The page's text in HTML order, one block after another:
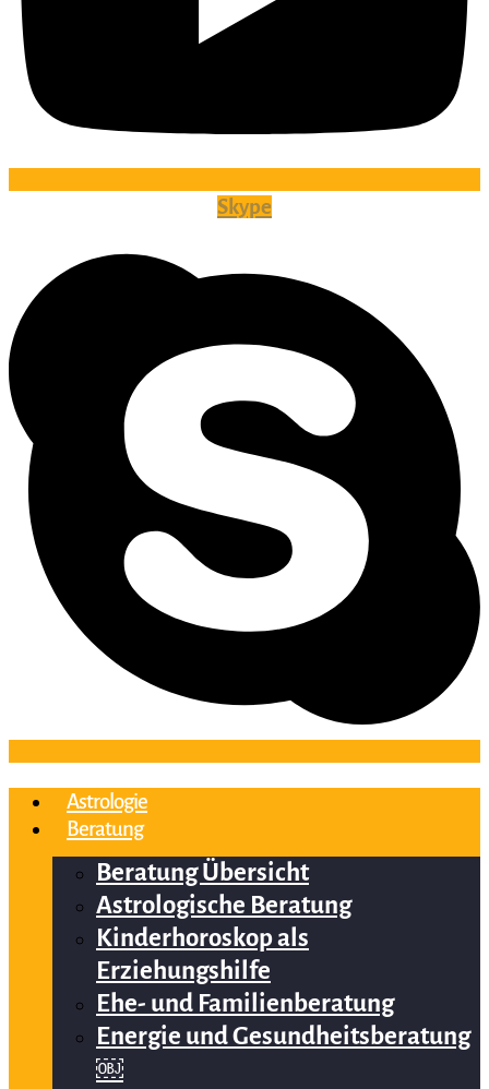
Skype
Astrologie
Beratung
Beratung Übersicht
Astrologische Beratung
Kinderhoroskop als
Erziehungshilfe
Ehe- und Familienberatung
Energie und Gesundheitsberatung
￼